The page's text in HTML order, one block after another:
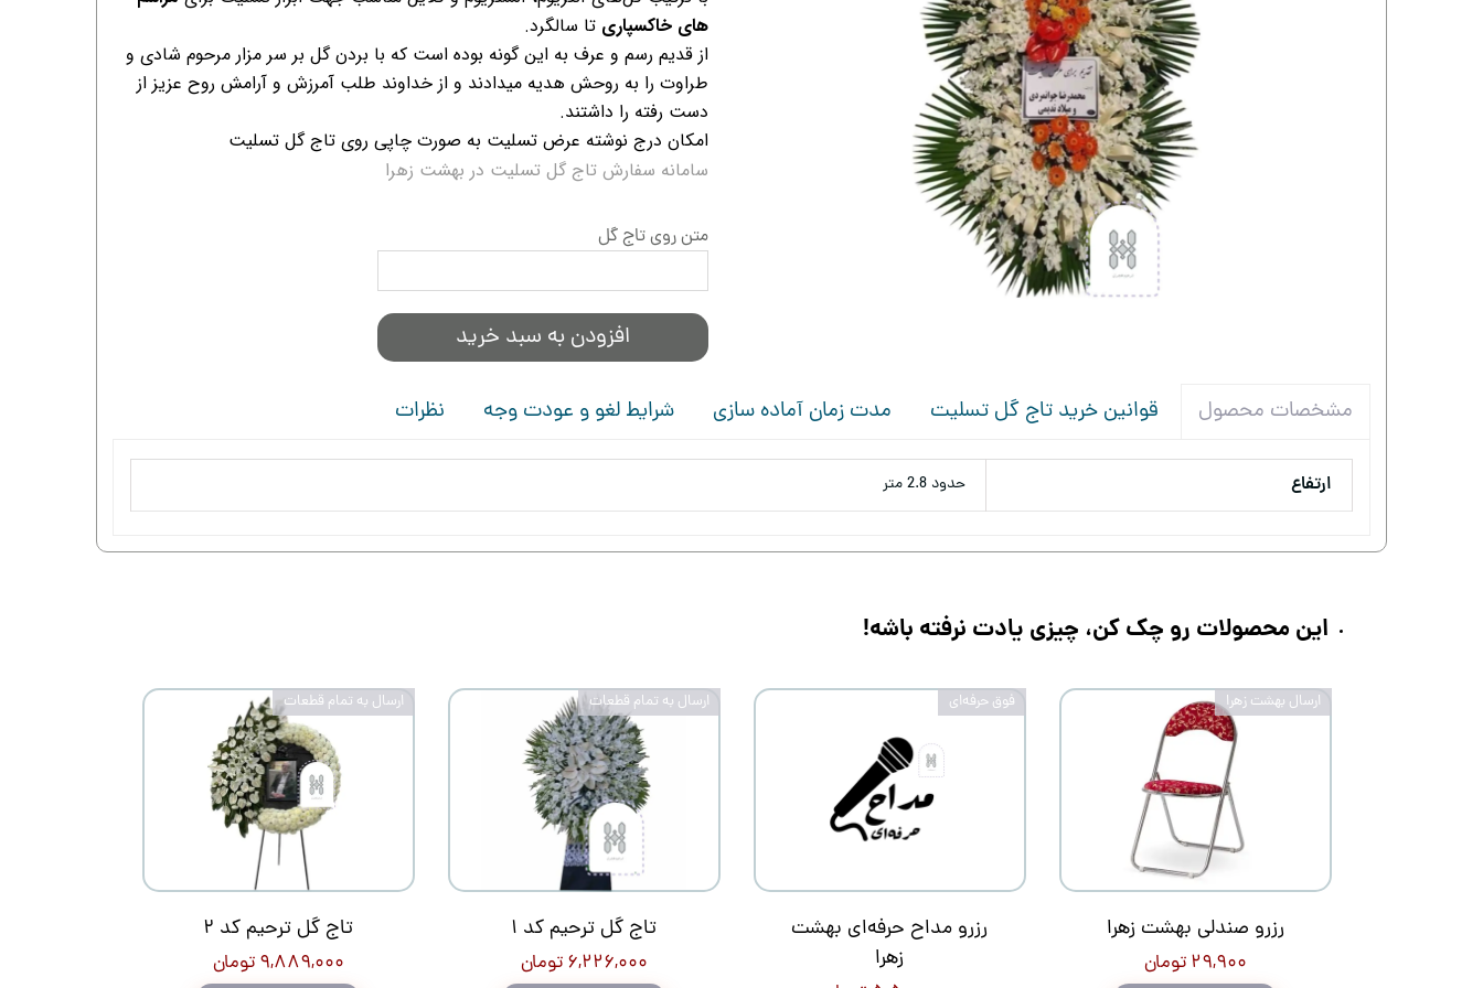
های خاکسپاری تا سالگرد.
از قدیم رسم و عرف به این گونه بوده است که با بردن گل بر سر مزار مرحوم شادی و
طراوت را به روحش هدیه میدادند و از خداوند طلب آمرزش و آرامش روح عزیز از
دست رفته را داشتند.
امکان درج نوشته عرض تسلیت به صورت چاپی روی تاج گل تسلیت
سامانه سفارش تاج گل تسلیت در بهشت زهرا
متن روی تاج گل
افزودن به سبد خرید
مشخصات محصول قوانین خرید تاج گل تسلیت مدت زمان آماده سازی شرایط لغو و عودت وجه نظرات
ارتفاع حدود 2.8 متر
رزرو صندلی بهشت زهرا
۲۹,۹۰۰ تومان
ارسال بهشت زهرا
رزرو مداح حرفه‌ای بهشت
زهرا
فوق حرفه‌ای
تاج گل ترحیم کد 1
۶,۲۲۶,۰۰۰ تومان
ارسال به تمام قطعات
تاج گل ترحیم کد 2
۹,۸۸۹,۰۰۰ تومان
ارسال به تمام قطعات
این محصولات رو چک کن، چیزی یادت نرفته باشه!